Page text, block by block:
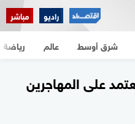
راديو مباشر
شرق أوسط عالم رياضة
على المهاجرين